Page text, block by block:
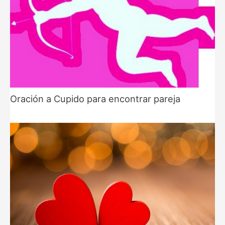
Oración a Cupido para encontrar pareja